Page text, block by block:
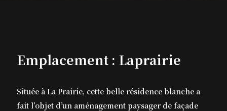
Emplacement : Laprairie
Située à La Prairie, cette belle résidence blanche a
fait l’objet d’un aménagement paysager de façade